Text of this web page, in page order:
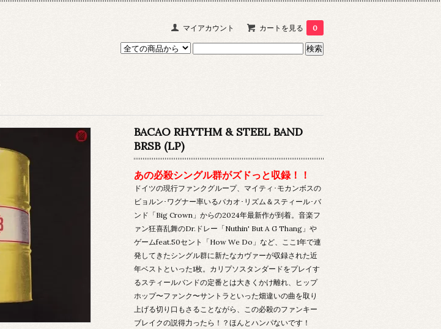
マイアカウント カートを見る 0
BACAO RHYTHM & STEEL BAND
BRSB (LP)
あの必殺シングル群がズドっと収録！！
ドイツの現行ファンクグループ、マイティ･モカンボスの
ビョルン･ワグナー率いるバカオ･リズム＆スティール･バ
ンド「Big Crown」からの2024年最新作が到着。音楽フ
ァン狂喜乱舞のDr.ドレー「Nuthin' But A G Thang」や
ゲームfeat.50セント「How We Do」など、ここ1年で連
発してきたシングル群に新たなカヴァーが収録された近
年ベストといった1枚。カリプソスタンダードをプレイす
るスティールバンドの定番とは大きくかけ離れ、ヒップ
ホップ〜ファンク〜サントラといった畑違いの曲を取り
上げる切り口もさることながら、この必殺のファンキー
ブレイクの説得力ったら！？ほんとハンパないです！